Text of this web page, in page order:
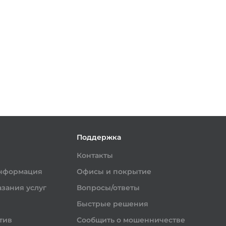
услуг
Поддержка
Контакты
Офисы и покрытие
Вопросы/ответы
Быстрые решения
Сообщить о мошенничестве